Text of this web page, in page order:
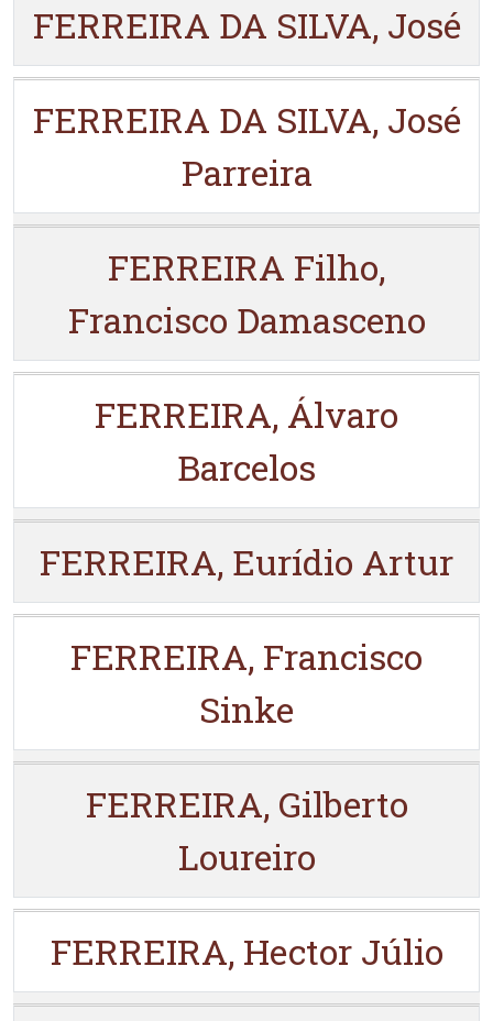
FERREIRA DA SILVA, José
FERREIRA DA SILVA, José
Parreira
FERREIRA Filho,
Francisco Damasceno
FERREIRA, Álvaro
Barcelos
FERREIRA, Eurídio Artur
FERREIRA, Francisco
Sinke
FERREIRA, Gilberto
Loureiro
FERREIRA, Hector Júlio